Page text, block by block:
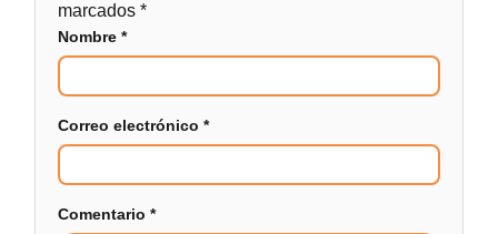
marcados*
Nombre*
Correo electrónico*
Comentario*